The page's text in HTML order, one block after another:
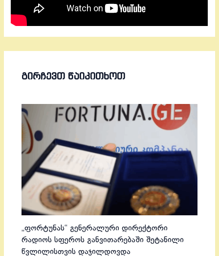
ᲒᲘᲠᲩᲔᲕᲗ ᲬᲐᲘᲙᲘᲗᲮᲝᲗ
„ფორტუნას“ გენერალური დირექტორი
რადიოს სფეროს განვითარებაში შეტანილი
წვლილისთვის დაჯილდოვდა